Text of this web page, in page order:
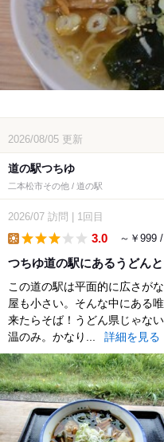
2026/08/05 更新
道の駅つちゆ
二本松市その他 / 道の駅
2026/07 訪問 1回目
3.0 ～￥999
つちゆ道の駅にあるうどん
この道の駅は平面的に広さが
屋も小さい。そんな中にある
来たらそば！うどん県じゃな
温のみ。かなり...
詳細を見る